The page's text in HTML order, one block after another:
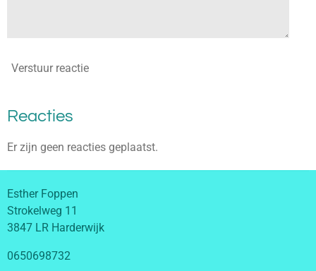
Verstuur reactie
Reacties
Er zijn geen reacties geplaatst.
Esther Foppen
Strokelweg 11
3847 LR Harderwijk
0650698732